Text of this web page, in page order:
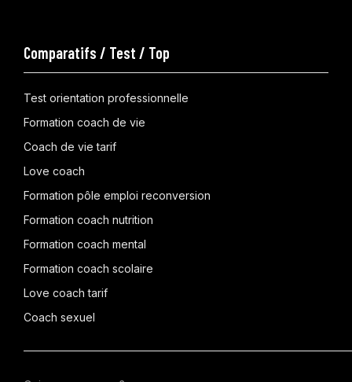
Comparatifs / Test / Top
Test orientation professionnelle
Formation coach de vie
Coach de vie tarif
Love coach
Formation pôle emploi reconversion
Formation coach nutrition
Formation coach mental
Formation coach scolaire
Love coach tarif
Coach sexuel